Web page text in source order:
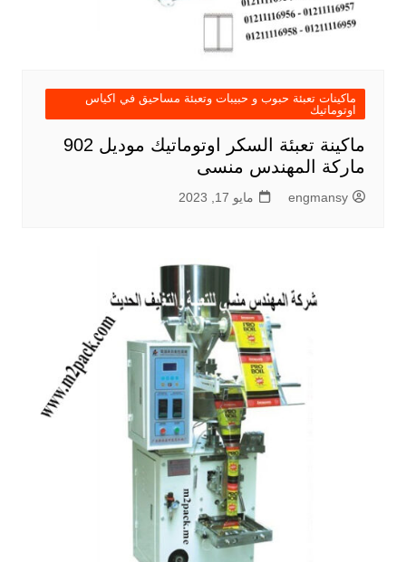
ماكينات تعبئة حبوب و حبيبات وتعبئة مساحيق في اكياس
اوتوماتيك
ماكينة تعبئة السكر اوتوماتيك موديل 902
ماركة المهندس منسى
engmansy مايو 17, 2023